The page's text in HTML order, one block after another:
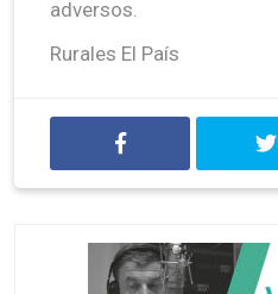
adversos.
Rurales El País